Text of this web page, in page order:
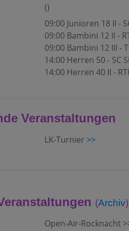
()
09:00 Junioren 18 II -
09:00 Bambini 12 II -
09:00 Bambini 12 III -
14:00 Herren 50 - SC
14:00 Herren 40 II -
Veranstaltungen
LK-Turnier >>
(Archiv)
Open-Air-Rocknacht